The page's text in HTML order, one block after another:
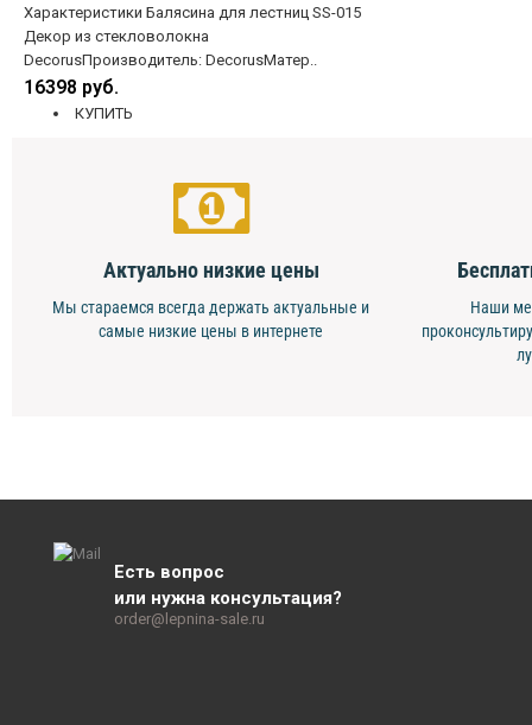
Характеристики Балясина для лестниц SS-015
Декор из стекловолокна
DecorusПроизводитель: DecorusМатер..
16398 руб.
КУПИТЬ
Актуально низкие цены
Мы стараемся всегда держать актуальные и
самые низкие цены в интернете
Наши
Есть вопрос
или нужна консультация?
order@lepnina-sale.ru